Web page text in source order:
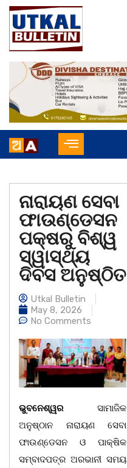
ନାରାୟଣ ସେବା
ଫାଉଣ୍ଡେସନ
ପକ୍ଷରୁ ବିଶ୍ୱ
ସ୍ୱାସ୍ଥ୍ୟ
ଦିବସ ଅନୁଷ୍ଠିତ
Utkal Bulletin
May 8, 2026
No Comments
ଭୁବନେଶ୍ୱରସାମାଜିକ
ଅନୁଷ୍ଠାନ ନାରାୟଣ ସେବା
ଫାଉଣ୍ଡେସନ ଓ ପାକ୍ଷିକ
ସମ୍ବାଦପତ୍ର ଅରଭାନୀ ସମୟ